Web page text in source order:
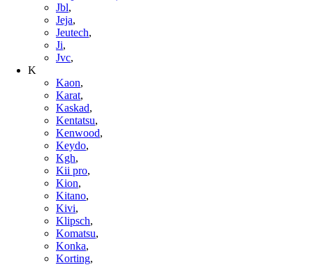
Jbl,
Jeja,
Jeutech,
Ji,
Jvc,
K
Kaon,
Karat,
Kaskad,
Kentatsu,
Kenwood,
Keydo,
Kgh,
Kii pro,
Kion,
Kitano,
Kivi,
Klipsch,
Komatsu,
Konka,
Korting,